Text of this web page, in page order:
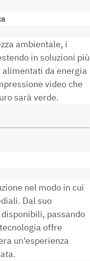
ambientale, i
in soluzioni più
da energia
video che
sarà verde.
nel modo in cui
Dal suo
passando
offre
un'esperienza